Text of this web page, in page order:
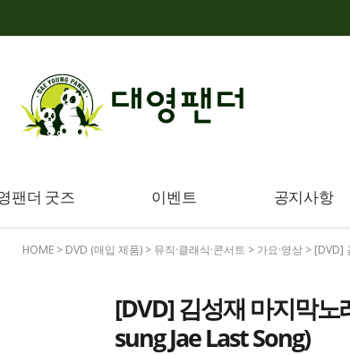
팬더 굿즈 이벤트 공지사항
HOME > DVD (매입 제품) > 뮤직·클래식·콘서트 > 가요·영상 > [DVD]
[DVD] 김성재 마지막
sung Jae Last Song)